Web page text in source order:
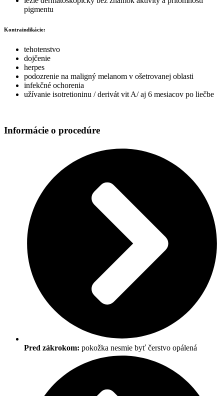
pigmentu
Kontraindikácie:
tehotenstvo
dojčenie
herpes
podozrenie na maligný melanom v ošetrovanej oblasti
infekčné ochorenia
užívanie isotretioninu / derivát vit A/ aj 6 mesiacov po liečbe
Informácie o procedúre
Pred zákrokom: pokožka nesmie byť čerstvo opálená